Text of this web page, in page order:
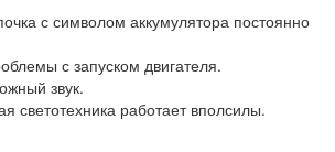
с символом аккумулятора постоянно
с запуском двигателя.
звук.
светотехника работает вполсилы.